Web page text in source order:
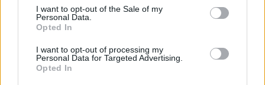
consent section.
I want to opt-out of the Sale of my
Personal Data.
Opted In
I want to opt-out of processing my
Personal Data for Targeted Advertising.
Opted In
Όροι Χρήσης
. Το site προστατεύεται από reCAPTCHA, ισχύουν
Αθλητικά
SUPER LEAGUE